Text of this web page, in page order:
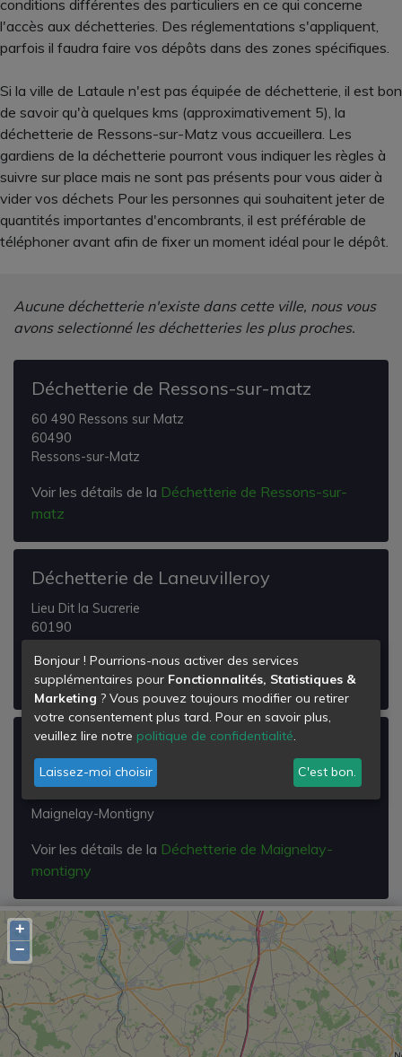
conditions différentes des particuliers en ce qui concerne
l'accès aux déchetteries. Des réglementations s'appliquent,
parfois il faudra faire vos dépôts dans des zones spécifiques.
Si la ville de Lataule n'est pas équipée de déchetterie, il est bon
de savoir qu'à quelques kms (approximativement 5), la
déchetterie de Ressons-sur-Matz vous accueillera. Les
gardiens de la déchetterie pourront vous indiquer les règles à
suivre sur place mais ne sont pas présents pour vous aider à
vider vos déchets Pour les personnes qui souhaitent jeter de
quantités importantes d'encombrants, il est préférable de
téléphoner avant afin de fixer un moment idéal pour le dépôt.
Aucune déchetterie n'existe dans cette ville, nous vous
avons selectionné les déchetteries les plus proches.
Déchetterie de Ressons-sur-matz
60 490 Ressons sur Matz
60490
Ressons-sur-Matz
Voir les détails de la Déchetterie de Ressons-sur-
matz
Déchetterie de Laneuvilleroy
Lieu Dit la Sucrerie
60190
Voir les détails de laDéchetterie de Laneuvilleroy
Déchetterie de Maignelay-montigny
Route de la Croix de Coivrel
Maignelay-Montigny
Voir les détails de la Déchetterie de Maignelay-
montigny
+
−
Bonjour ! Pourrions-nous activer des services
supplémentaires pour Fonctionnalités, Statistiques &
Marketing ? Vous pouvez toujours modifier ou retirer
votre consentement plus tard. Pour en savoir plus,
veuillez lire notre politique de confidentialité.
Laissez-moi choisir C'est bon.